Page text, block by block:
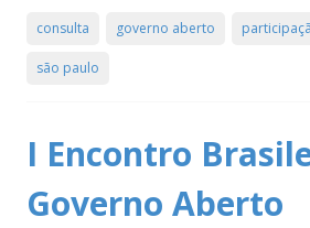
consulta governo aberto
são paulo
I Encontro
Governo Aberto